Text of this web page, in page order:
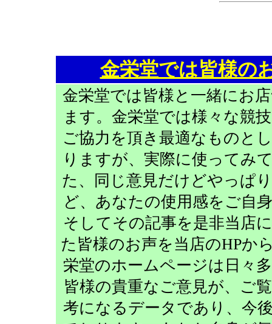
金栄堂では皆様の
金栄堂では皆様と一緒にお
ます。金栄堂では様々な競
ご協力を頂き最適なものと
りますが、実際に使ってみ
た、同じ意見だけどやっぱ
ど、あなたの使用感をご自
そしてその記事を是非当店
た皆様のお声を当店のHPか
栄堂のホームページは日々
皆様の貴重なご意見が、ご
考になるデータであり、今